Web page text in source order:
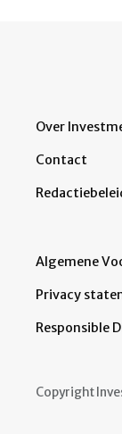
Over
Contact
Algemene
Privacy
Responsible
Copyright